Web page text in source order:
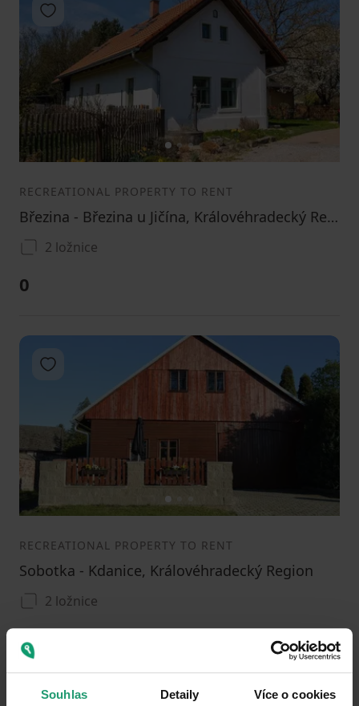
Souhlas Detaily Více o cookies
12 3
Add to favorites
RECREATIONAL PROPERTY TO RENT
Březina - Březina u Jičína, Královéhradecký Region
2 ložnice
0
12 3
Add to favorites
RECREATIONAL PROPERTY TO RENT
Sobotka - Kdanice, Královéhradecký Region
2 ložnice
0